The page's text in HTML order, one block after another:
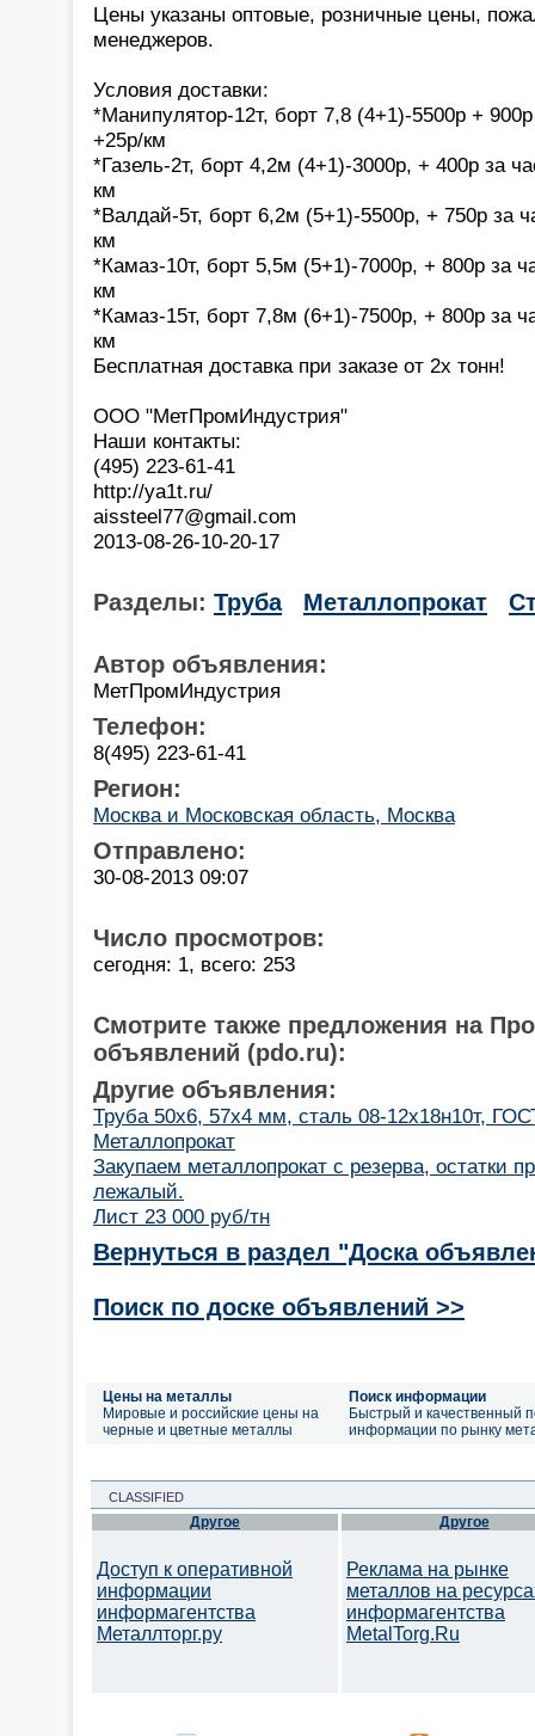
Цены указаны оптовые, розничные цены,
менеджеров.
Условия доставки:
*Манипулятор-12т, борт 7,8 (4+1)-5500р +
+25р/км
*Газель-2т, борт 4,2м (4+1)-3000р, + 400р за
км
*Валдай-5т, борт 6,2м (5+1)-5500р, + 750р за
км
*Камаз-10т, борт 5,5м (5+1)-7000р, + 800р за
км
*Камаз-15т, борт 7,8м (6+1)-7500р, + 800р за
км
Бесплатная доставка при заказе от 2х тонн!
ООО "МетПромИндустрия"
Наши контакты:
(495) 223-61-41
http://ya1t.ru/
aissteel77@gmail.com
2013-08-26-10-20-17
Разделы: Труба Металлопрокат
Автор объявления:
МетПромИндустрия
Телефон:
8(495) 223-61-41
Регион:
Москва и Московская область, Москва
Отправлено:
30-08-2013 09:07
Число просмотров:
сегодня: 1, всего: 253
Смотрите также предложения на
объявлений (pdo.ru):
Другие объявления:
Труба 50х6, 57х4 мм, сталь 08-12х18н10т,
Металлопрокат
Закупаем металлопрокат с резерва, остатки
лежалый.
Лист 23 000 руб/тн
Вернуться в раздел "Доска
Поиск по доске объявлений >>
Цены на металлы
Мировые и российские цены на
черные и цветные металлы
Поиск информации
Быстрый и качественный
информации по рынку
CLASSIFIED
Другое
Доступ к оперативной
информации
информагентства
Металлторг.ру
Другое
Реклама на рынке
металлов на
информагентства
MetalTorg.Ru